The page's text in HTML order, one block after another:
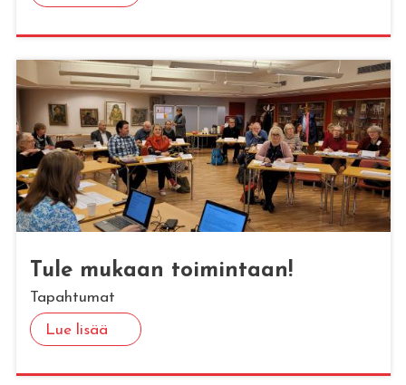
Tule mu­kaan toi­min­taan!
Tapahtumat
Lue lisää